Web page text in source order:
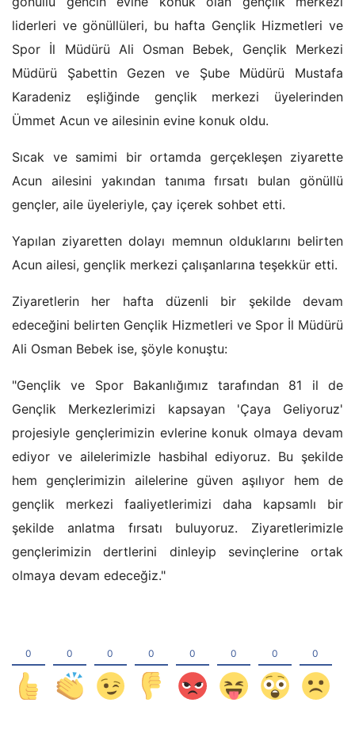
liderleri ve gönüllüleri, bu hafta Gençlik Hizmetleri ve
Spor İl Müdürü Ali Osman Bebek, Gençlik Merkezi
Müdürü Şabettin Gezen ve Şube Müdürü Mustafa
Karadeniz eşliğinde gençlik merkezi üyelerinden
Ümmet Acun ve ailesinin evine konuk oldu.
Sıcak ve samimi bir ortamda gerçekleşen ziyarette
Acun ailesini yakından tanıma fırsatı bulan gönüllü
gençler, aile üyeleriyle, çay içerek sohbet etti.
Yapılan ziyaretten dolayı memnun olduklarını belirten
Acun ailesi, gençlik merkezi çalışanlarına teşekkür etti.
Ziyaretlerin her hafta düzenli bir şekilde devam
edeceğini belirten Gençlik Hizmetleri ve Spor İl Müdürü
Ali Osman Bebek ise, şöyle konuştu:
"Gençlik ve Spor Bakanlığımız tarafından 81 il de
Gençlik Merkezlerimizi kapsayan 'Çaya Geliyoruz'
projesiyle gençlerimizin evlerine konuk olmaya devam
ediyor ve ailelerimizle hasbihal ediyoruz. Bu şekilde
hem gençlerimizin ailelerine güven aşılıyor hem de
gençlik merkezi faaliyetlerimizi daha kapsamlı bir
şekilde anlatma fırsatı buluyoruz. Ziyaretlerimizle
gençlerimizin dertlerini dinleyip sevinçlerine ortak
olmaya devam edeceğiz."